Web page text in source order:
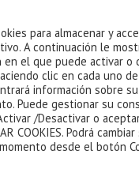
corporal creativite
gel gracias hidrófila
manchas
Navidad Nutricosmética
ritual serum sol
para almacenar y
A continuación le
en el que puede activar o
clic en cada uno
información sobre
Puede gestionar su
/Desactivar o
COOKIES. Podrá
desde el botón